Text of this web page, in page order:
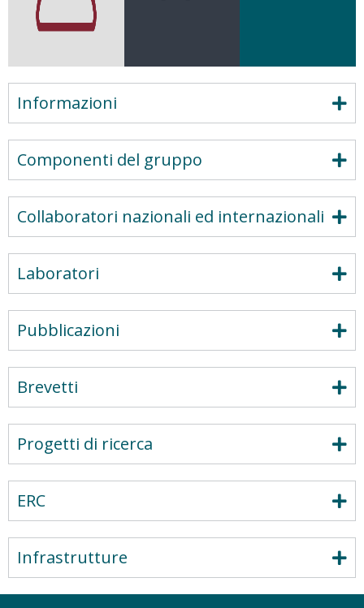
Informazioni
Componenti del gruppo
Collaboratori nazionali ed internazionali
Laboratori
Pubblicazioni
Brevetti
Progetti di ricerca
ERC
Infrastrutture